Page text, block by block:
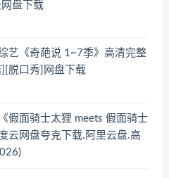
盘下载
艺《奇葩说 1~7季》高清完整
脱口秀]网盘下载
假面骑士太狸 meets 假面骑士
云网盘夸克下载.阿里云盘.高